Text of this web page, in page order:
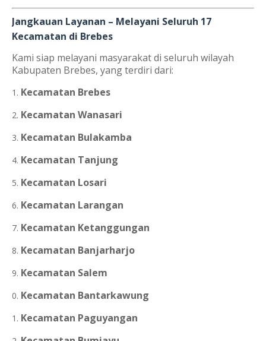
Jangkauan Layanan – Melayani Seluruh 17
Kecamatan di Brebes
Kami siap melayani masyarakat di seluruh wilayah
Kabupaten Brebes, yang terdiri dari:
Kecamatan Brebes
Kecamatan Wanasari
Kecamatan Bulakamba
Kecamatan Tanjung
Kecamatan Losari
Kecamatan Larangan
Kecamatan Ketanggungan
Kecamatan Banjarharjo
Kecamatan Salem
Kecamatan Bantarkawung
Kecamatan Paguyangan